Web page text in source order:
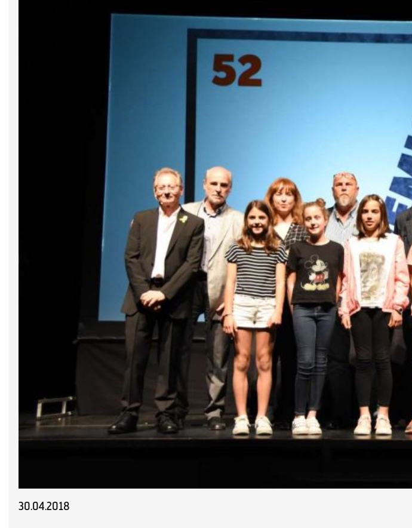
30.04.2018